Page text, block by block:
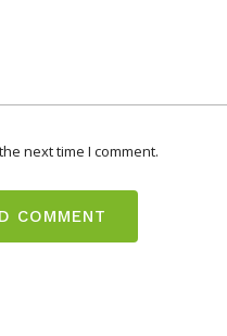
next time I comment.